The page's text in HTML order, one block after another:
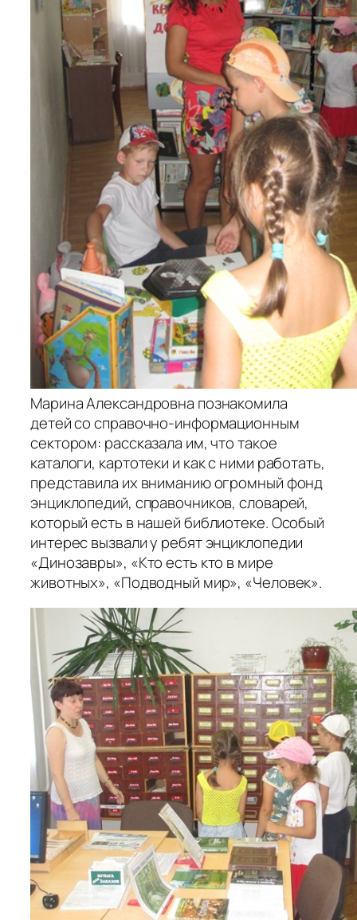
Марина Александровна познакомила
детей со справочно-информационным
сектором: рассказала им, что такое
каталоги, картотеки и как с ними работать,
представила их вниманию огромный фонд
энциклопедий, справочников, словарей,
который есть в нашей библиотеке. Особый
интерес вызвали у ребят энциклопедии
«Динозавры», «Кто есть кто в мире
животных», «Подводный мир», «Человек».